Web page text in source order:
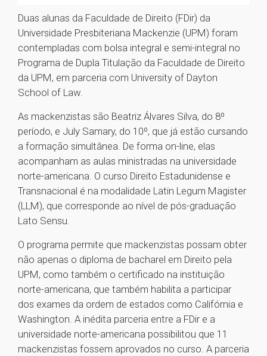
Duas alunas da Faculdade de Direito (FDir) da
Universidade Presbiteriana Mackenzie (UPM) foram
contempladas com bolsa integral e semi-integral no
Programa de Dupla Titulação da Faculdade de Direito
da UPM, em parceria com University of Dayton
School of Law.
As mackenzistas são Beatriz Álvares Silva, do 8º
período, e July Samary, do 10º, que já estão cursando
a formação simultânea. De forma on-line, elas
acompanham as aulas ministradas na universidade
norte-americana. O curso Direito Estadunidense e
Transnacional é na modalidade Latin Legum Magister
(LLM), que corresponde ao nível de pós-graduação
Lato Sensu.
O programa permite que mackenzistas possam obter
não apenas o diploma de bacharel em Direito pela
UPM, como também o certificado na instituição
norte-americana, que também habilita a participar
dos exames da ordem de estados como Califórnia e
Washington. A inédita parceria entre a FDir e a
universidade norte-americana possibilitou que 11
mackenzistas fossem aprovados no curso. A parceria